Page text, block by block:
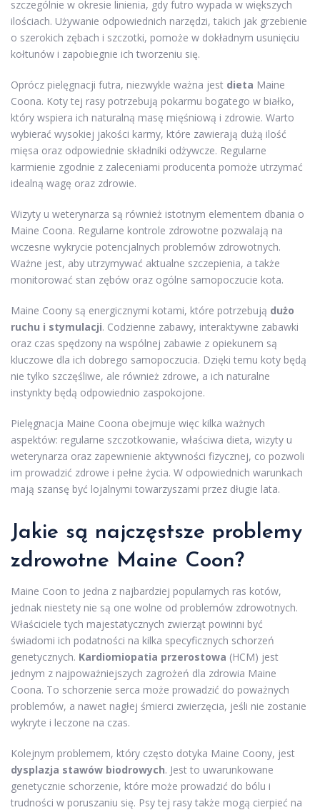
szczególnie w okresie linienia, gdy futro wypada w większych
ilościach. Używanie odpowiednich narzędzi, takich jak grzebienie
o szerokich zębach i szczotki, pomoże w dokładnym usunięciu
kołtunów i zapobiegnie ich tworzeniu się.
Oprócz pielęgnacji futra, niezwykle ważna jest dieta Maine
Coona. Koty tej rasy potrzebują pokarmu bogatego w białko,
który wspiera ich naturalną masę mięśniową i zdrowie. Warto
wybierać wysokiej jakości karmy, które zawierają dużą ilość
mięsa oraz odpowiednie składniki odżywcze. Regularne
karmienie zgodnie z zaleceniami producenta pomoże utrzymać
idealną wagę oraz zdrowie.
Wizyty u weterynarza są również istotnym elementem dbania o
Maine Coona. Regularne kontrole zdrowotne pozwalają na
wczesne wykrycie potencjalnych problemów zdrowotnych.
Ważne jest, aby utrzymywać aktualne szczepienia, a także
monitorować stan zębów oraz ogólne samopoczucie kota.
Maine Coony są energicznymi kotami, które potrzebują dużo
ruchu i stymulacji. Codzienne zabawy, interaktywne zabawki
oraz czas spędzony na wspólnej zabawie z opiekunem są
kluczowe dla ich dobrego samopoczucia. Dzięki temu koty będą
nie tylko szczęśliwe, ale również zdrowe, a ich naturalne
instynkty będą odpowiednio zaspokojone.
Pielęgnacja Maine Coona obejmuje więc kilka ważnych
aspektów: regularne szczotkowanie, właściwa dieta, wizyty u
weterynarza oraz zapewnienie aktywności fizycznej, co pozwoli
im prowadzić zdrowe i pełne życia. W odpowiednich warunkach
mają szansę być lojalnymi towarzyszami przez długie lata.
Jakie są najczęstsze problemy
zdrowotne Maine Coon?
Maine Coon to jedna z najbardziej popularnych ras kotów,
jednak niestety nie są one wolne od problemów zdrowotnych.
Właściciele tych majestatycznych zwierząt powinni być
świadomi ich podatności na kilka specyficznych schorzeń
genetycznych. Kardiomiopatia przerostowa (HCM) jest
jednym z najpoważniejszych zagrożeń dla zdrowia Maine
Coona. To schorzenie serca może prowadzić do poważnych
problemów, a nawet nagłej śmierci zwierzęcia, jeśli nie zostanie
wykryte i leczone na czas.
Kolejnym problemem, który często dotyka Maine Coony, jest
dysplazja stawów biodrowych. Jest to uwarunkowane
genetycznie schorzenie, które może prowadzić do bólu i
trudności w poruszaniu się. Psy tej rasy także mogą cierpieć na